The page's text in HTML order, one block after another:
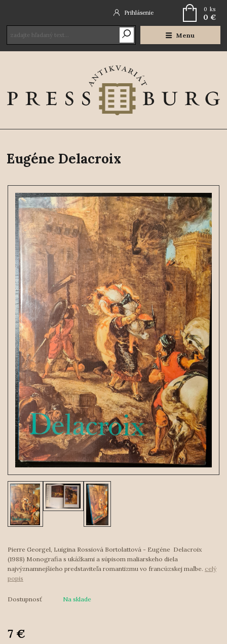
Menu
Prihlásenie 0 ks
0 €
Eugéne Delacroix
Pierre Georgel, Luigina Rossiová Bortolattová - Eugéne Delacroix
(1988) Monografia s ukážkami a súpisom maliarskeho diela
najvýznamnejšieho predstaviteľa romantizmu vo francúzskej maľbe. celý
popis
Dostupnosť Na sklade
7 €